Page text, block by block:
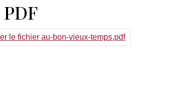
le fichier au-bon-vieux-temps.pdf